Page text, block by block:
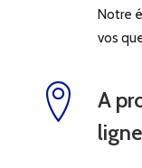
Notre
vos
A
ligne